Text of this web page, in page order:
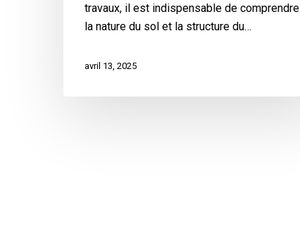
travaux, il est indispensable de comprendre
la nature du sol et la structure du…
avril 13, 2025